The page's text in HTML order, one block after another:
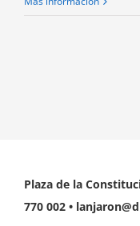
Plaza de la
770 002 •